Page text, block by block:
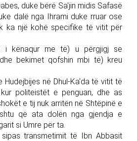
duke bërë Sa'jin midis Safasë
dalë nga Ihrami duke rruar ose
ka një kohë specifike të vitit për
i kënaqur me të) u përgjigj se
bekimet qofshin mbi të) kreu
Hudejbijes në Dhul-Ka'da të vitit të
politeistët e penguan, dhe as
e tij nuk arritën në Shtëpinë e
që ata dolën nga gjendja e
si Umre për ta.
sipas transmetimit të Ibn Abbasit